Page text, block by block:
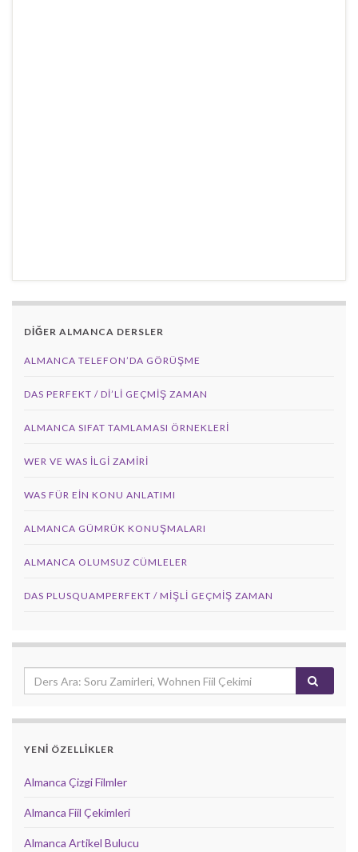
DİĞER ALMANCA DERSLER
ALMANCA TELEFON’DA GÖRÜŞME
DAS PERFEKT / Dİ’Lİ GEÇMİŞ ZAMAN
ALMANCA SIFAT TAMLAMASI ÖRNEKLERI
WER VE WAS ILGI ZAMIRI
WAS FÜR EIN KONU ANLATIMI
ALMANCA GÜMRÜK KONUŞMALARI
ALMANCA OLUMSUZ CÜMLELER
DAS PLUSQUAMPERFEKT / MİŞLİ GEÇMİŞ ZAMAN
YENİ ÖZELLİKLER
Almanca Çizgi Filmler
Almanca Fiil Çekimleri
Almanca Artikel Bulucu